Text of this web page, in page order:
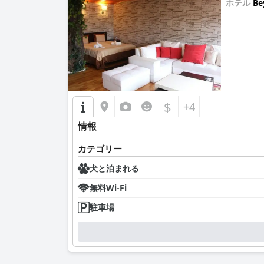
ホテル
$ +4
情報
カテゴリー
犬と泊まれる
無料Wi-Fi
駐車場